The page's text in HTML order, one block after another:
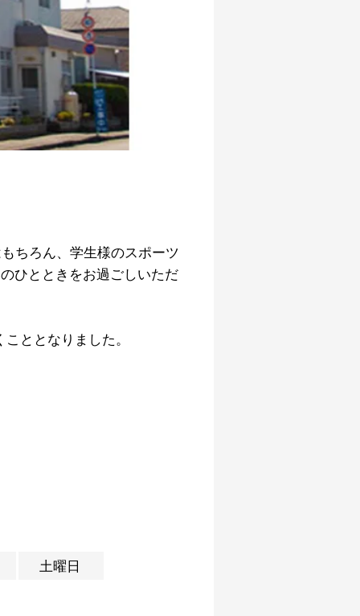
ちろん、学生様のスポーツ
ひとときをお過ごしいただ
ととなりました。
土曜日